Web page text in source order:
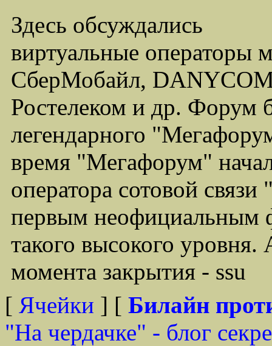
Здесь обсуждались
виртуальные операторы
СберМобайл,
Ростелеком и др. Форум
легендарного
время "Мегафорум"
оператора сотовой
первым неофициальным
такого высокого
момента закрытия - ssu
[ Ячейки ] [ Билайн
"На чердачке" - блог